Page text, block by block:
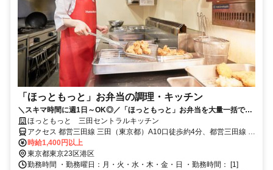
「ほっともっと」お弁当の調理・キッチン
＼スキマ時間に週1日～OK◎／「ほっともっと」お弁当を大量一括で作
るセントラルキッチンでのお仕事！
ほっともっと 三田セントラルキッチン
アクセス 都営三田線 三田（東京都）A10口徒歩約4分、都営三田線 芝
公園A2口徒歩約6分、ＪＲ山手線 田町（東京都）三田口(西口)徒歩約
8分
時給1,400円以上
東京都東京23区港区
勤務時間 ・勤務曜日：月・火・水・木・金・日 ・勤務時間： [1]